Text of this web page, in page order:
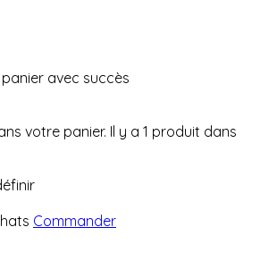
avec succès
votre panier. Il y a 1 produit dans
Commander